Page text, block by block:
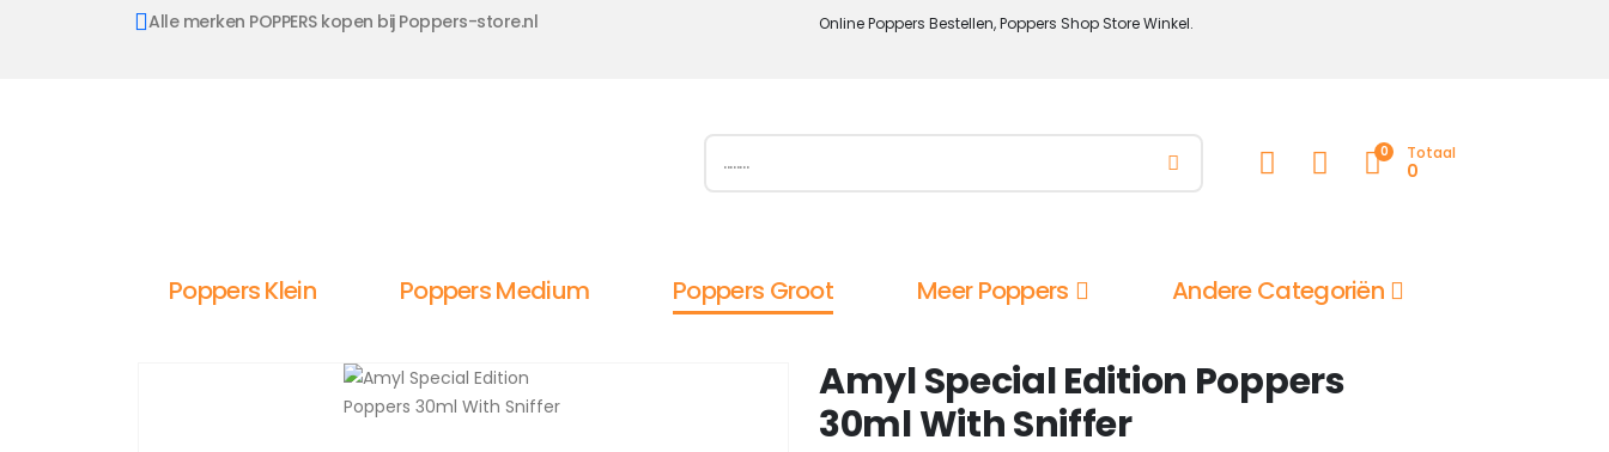
Alle merken POPPERS kopen bij Poppers-store.nl Online Poppers Bestellen, Poppers Shop Store Winkel.
0 Totaal
0
Poppers Klein Poppers Medium Poppers Groot Meer Poppers Andere Categoriën
Amyl Special Edition Poppers
30ml With Sniffer